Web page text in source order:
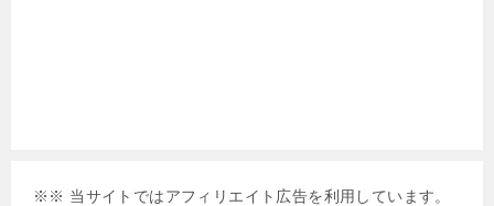
※※ 当サイトではアフィリエイト広告を利用しています。